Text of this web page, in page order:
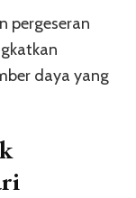
pergeseran
daya yang